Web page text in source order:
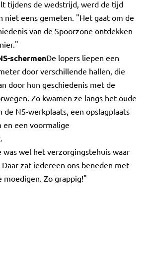
tijdens de wedstrijd, werd de tijd
niet eens gemeten. "Het gaat om de
van de Spoorzone ontdekken
schermenDe lopers liepen een
door verschillende hallen, die
door hun geschiedenis met de
Zo kwamen ze langs het oude
de NS-werkplaats, een opslagplaats
een voormalige
wel het verzorgingstehuis waar
zat iedereen ons beneden met
moedigen. Zo grappig!"